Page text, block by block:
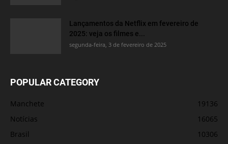
Lançamentos da Netflix em fevereiro de
2025: veja os filmes e...
segunda-feira, 3 de fevereiro de 2025
POPULAR CATEGORY
Manchete
19136
Notícias
16065
Brasil
10306